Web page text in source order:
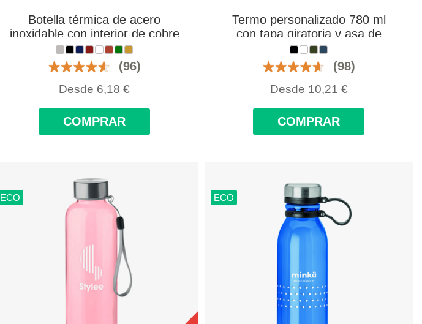
Botella térmica de acero
inoxidable con interior de cobre
500 ml personalizada con logo
(96)
Desde 6,18 €
COMPRAR
Termo personalizado 780 ml
con tapa giratoria y asa de
silicona
(98)
Desde 10,21 €
COMPRAR
ECO ECO